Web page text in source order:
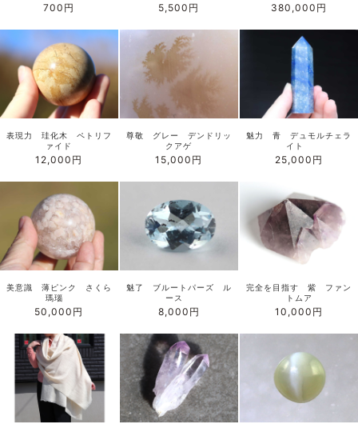
700円 5,500円 380,000円
表現力 珪化木 ペトリフ
ァイド
12,000円
尊敬 グレー デンドリッ
クアゲ
15,000円
魅力 青 デュモルチェラ
イト
25,000円
美意識 薄ピンク さくら
瑪瑙
50,000円
魅了 ブルートパーズ ル
ース
8,000円
完全を目指す 紫 ファン
トムア
10,000円